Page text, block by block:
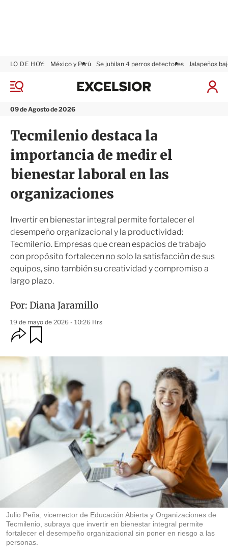
M
n
09 de Agosto de 2026
LO DE HOY: México y Perú Se jubilan 4 perros detectores Jalapeños
I
x
i
r
Tecmilenio destaca la
importancia de medir el
bienestar laboral en las
organizaciones
Invertir en bienestar integral permite fortalecer el
desempeño organizacional y la productividad:
Tecmilenio. Empresas que crean espacios de trabajo
con propósito fortalecen no solo la satisfacción de sus
equipos, sino también su creatividad y compromiso a
largo plazo.
Por: Diana Jaramillo
19 de mayo de 2026 - 10:26 Hrs
O
p
i
d
e
c
o
m
t
a
r
Julio Peña, vicerrector de Educación Abierta y Organizaciones de
Tecmilenio, subraya que invertir en bienestar integral permite
fortalecer el desempeño organizacional sin poner en riesgo a las
personas.